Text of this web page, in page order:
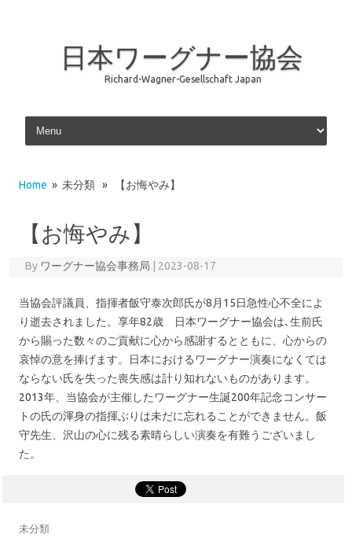
日本ワーグナー協会
Richard-Wagner-Gesellschaft Japan
Skip to content
Home » 未分類 » 【お悔やみ】
【お悔やみ】
By ワーグナー協会事務局 2023-08-17
当協会評議員、指揮者飯守泰次郎氏が8月15日急性心不全によ
り逝去されました。享年82歳 日本ワーグナー協会は､生前氏
から賜った数々のご貢献に心から感謝するとともに、心からの
哀悼の意を捧げます。日本におけるワーグナー演奏になくては
ならない氏を失った喪失感は計り知れないものがあります。
2013年、当協会が主催したワーグナー生誕200年記念コンサー
トの氏の渾身の指揮ぶりは未だに忘れることができません。飯
守先生、沢山の心に残る素晴らしい演奏を有難うございまし
た。
未分類